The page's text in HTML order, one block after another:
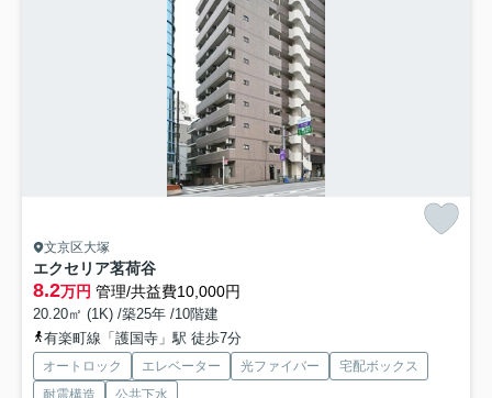
文京区大塚
エクセリア茗荷谷
8.2万円 管理/共益費10,000円
20.20㎡ (1K) /築25年 /10階建
有楽町線「護国寺」駅 徒歩7分
オートロック エレベーター 光ファイバー
宅配ボックス
耐震構造
公共下水